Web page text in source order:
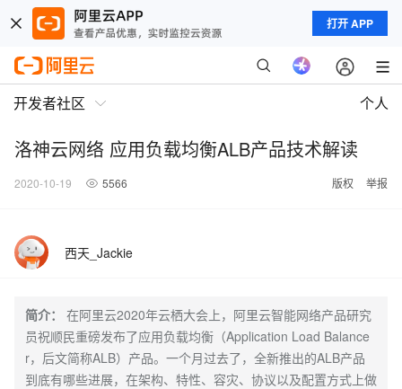
打开 APP
开发者社区 个人
洛神云网络 应用负载均衡ALB产品技术解读
2020-10-19 5566 版权 举报
西天_Jackie
简介：
在阿里云2020年云栖大会上，阿里云智能网络产品研究
员祝顺民重磅发布了应用负载均衡（Application Load Balance
r，后文简称ALB）产品。一个月过去了，全新推出的ALB产品
到底有哪些进展，在架构、特性、容灾、协议以及配置方式上做